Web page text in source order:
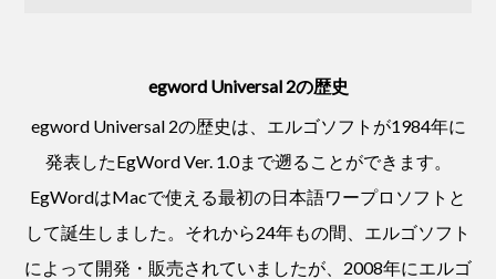
egword Universal 2の歴史
egword Universal 2の歴史は、エルゴソフトが1984年に
発表したEgWord Ver. 1.0まで遡ることができます。
EgWordはMacで使える最初の日本語ワープロソフトと
して誕生しました。それから24年もの間、エルゴソフト
によって開発・販売されていましたが、2008年にエルゴ